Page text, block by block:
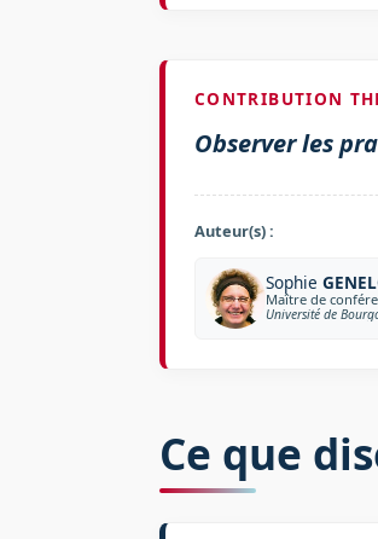
CONTRIBUTION
Observer les
Auteur(s) :
Sophie
Maître de
Université de
Ce que